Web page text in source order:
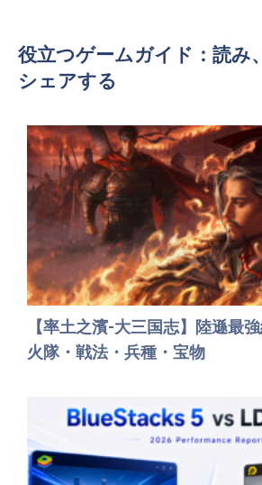
役立つゲームガイド：読み
シェアする
【率土之濱-大三国志】陸遜最
火隊・戦法・兵種・宝物